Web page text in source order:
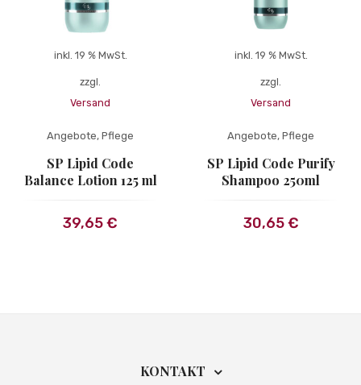
inkl. 19 % MwSt.
zzgl.
Versand
Angebote, Pflege
SP Lipid Code
Balance Lotion 125 ml
39,65€
inkl. 19 % MwSt.
zzgl.
Versand
Angebote, Pflege
SP Lipid Code Purify
Shampoo 250ml
30,65€
KONTAKT